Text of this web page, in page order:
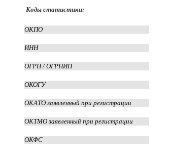
Коды статистики:
ОКПО
ИНН
ОГРН / ОГРНИП
ОКОГУ
ОКАТО заявленный при регистрации
ОКТМО заявленный при регистрации
ОКФС